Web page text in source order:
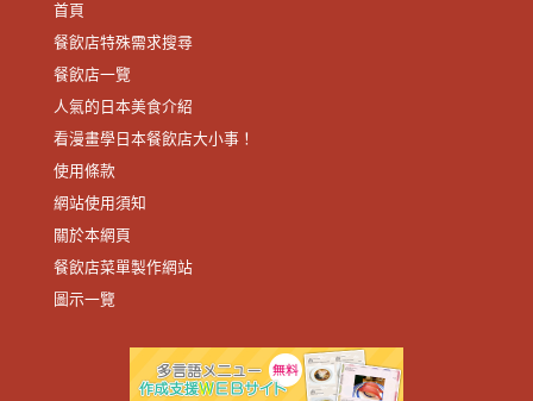
首頁
餐飲店特殊需求搜尋
餐飲店一覽
人氣的日本美食介紹
看漫畫學日本餐飲店大小事！
使用條款
網站使用須知
關於本網頁
餐飲店菜單製作網站
圖示一覽